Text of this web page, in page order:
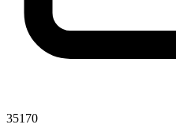
35170